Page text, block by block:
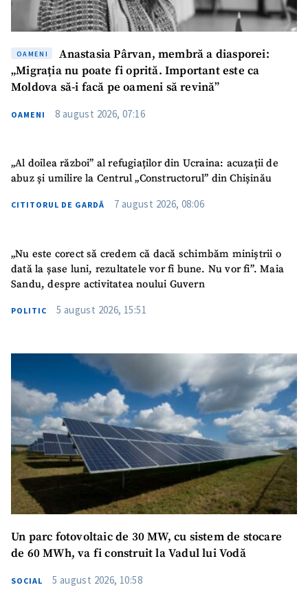
OAMENI
Anastasia Pârvan, membră a diasporei:
„Migrația nu poate fi oprită. Important este ca
Moldova să-i facă pe oameni să revină”
OAMENI 8 august 2026, 07:16
„Al doilea război” al refugiaților din Ucraina: acuzații de
abuz și umilire la Centrul „Constructorul” din Chișinău
CITITORUL DE GARDĂ 7 august 2026, 08:06
„Nu este corect să credem că dacă schimbăm miniștrii o
dată la șase luni, rezultatele vor fi bune. Nu vor fi”. Maia
Sandu, despre activitatea noului Guvern
POLITIC 5 august 2026, 15:51
Un parc fotovoltaic de 30 MW, cu sistem de stocare
de 60 MWh, va fi construit la Vadul lui Vodă
SOCIAL 5 august 2026, 10:58
Am citit și sunt de
acord cupolitica de
TRIMITE ȘTIREA